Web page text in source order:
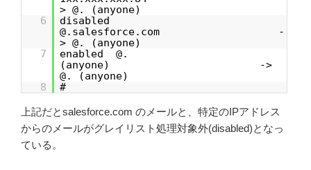
> @. (anyone)
6
disabled
@.salesforce.com -
> @. (anyone)
7
enabled @.
(anyone) ->
@. (anyone)
8
#
上記だとsalesforce.com のメールと、特定のIPアドレス
からのメールがグレイリスト処理対象外(disabled)となっ
ている。